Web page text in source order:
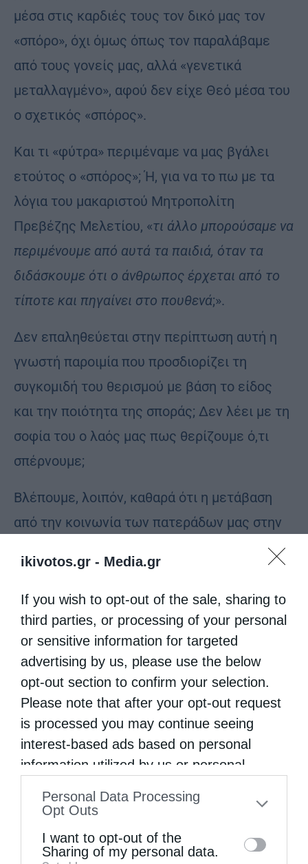
ikivotos.gr - Media.gr
If you wish to opt-out of the sale, sharing to
third parties, or processing of your personal
or sensitive information for targeted
advertising by us, please use the below
opt-out section to confirm your selection.
Please note that after your opt-out request
is processed you may continue seeing
interest-based ads based on personal
information utilized by us or personal
to your opt-out. You may separately opt-out
information by third parties on the IAB’s list
Personal Data Processing
Opt Outs
I want to opt-out of the
Sharing of my personal data.
μέσα στις καρδιές τους τον δικό μας τον
«σπόρο», όχι όμως όπως τον παραλάβαμε
από τους γονείς μας, αλλά «γενετικά
μεταλλαγμένο», αφού δεν είχε Θεό μέσα του
ο σχετικός «σπόρος».
Και τι «φύτρα» περιμέναμε να μας βγάλει
ετούτος ο «σπόρος»; Ή, για να το πω με τα
λόγια του μακαριστού Μητροπολίτη
Πρεβέζης Μελετίου, «τι άλλο μπορούσαμε να
περιμένουμε από αυτά τα παιδιά, όταν τα
διδάσκουμε ότι ο άνθρωπος έρχεται από το
τίποτε και πηγαίνει στο πουθενά;».
Δεν επαληθεύεται στην περίπτωση αυτή η
γνωστή παροιμία που προσδιορίζει τη
συγκομιδή του θερισμού με βάση το είδος
και την ποιότητα της σποράς; Δεν λέει με τη
σοφία του ο λαός μας πως θερίζουμε ό,τι
σπέρνουμε;
Βλέπουμε, λοιπόν, καθαρά ότι η μετάβαση
από την κοινωνία των πατεράδων μας στην
κοινωνία τη δική μας και των παιδιών μας
γίνεται μέσα από μια σχέση αντίστροφης
αναλογίας ανάμεσα στη γνώση και στην πίστη
στον Θεό. Όσο μεγαλώνει, δηλ., η γνώση,
τόσο μικραίνει η πίστη στον Θεό. Όχι, διότι
με τη γνώση ανακάλυψε ο άνθρωπος την
πλάνη του για τον Θεό, αφού η γνώση δεν
έχει πρόσβαση στον χώρο της μεταφυσικής,
αλλά διότι με τη γνώση έγινε πιο αλαζόνας ο
σύγχρονος άνθρωπος και πίστεψε ότι έχει
την αυτάρκεια που του χρειάζεται, για να
κόψει τον «ομφάλιο λώρο» που τον συνέδεε
με τον Θεό.